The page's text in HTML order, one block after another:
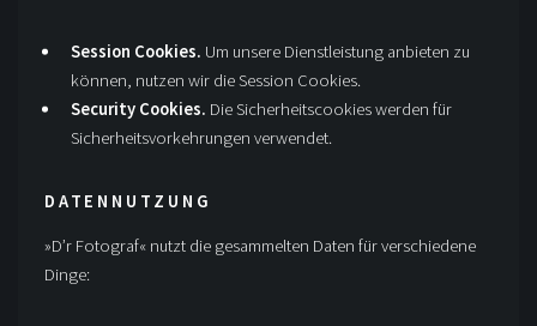
Session Cookies. Um unsere Dienstleistung anbieten zu
können, nutzen wir die Session Cookies.
Security Cookies. Die Sicherheitscookies werden für
Sicherheitsvorkehrungen verwendet.
DATENNUTZUNG
»D’r Fotograf« nutzt die gesammelten Daten für verschiedene
Dinge: